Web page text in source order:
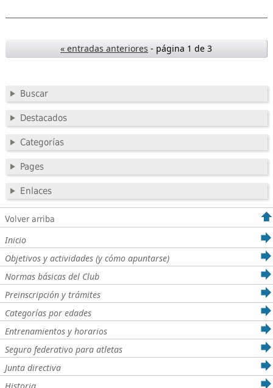
« entradas anteriores - página 1 de 3
Buscar
Destacados
Categorías
Pages
Enlaces
Volver arriba
Inicio
Objetivos y actividades (y cómo apuntarse)
Normas básicas del Club
Preinscripción y trámites
Categorías por edades
Entrenamientos y horarios
Seguro federativo para atletas
Junta directiva